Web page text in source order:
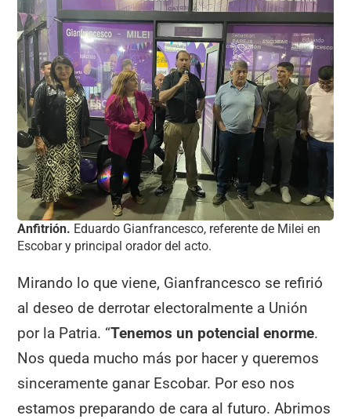
Anfitrión. Eduardo Gianfrancesco, referente de Milei en
Escobar y principal orador del acto.
Mirando lo que viene, Gianfrancesco se refirió
al deseo de derrotar electoralmente a Unión
por la Patria. “Tenemos un potencial enorme.
Nos queda mucho más por hacer y queremos
sinceramente ganar Escobar. Por eso nos
estamos preparando de cara al futuro. Abrimos